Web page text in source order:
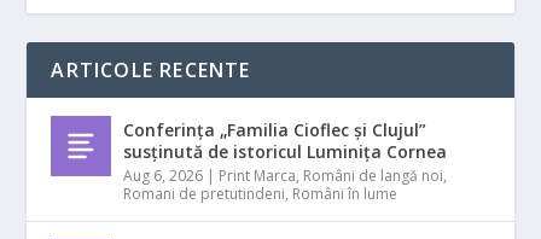
ARTICOLE RECENTE
Conferința „Familia Cioflec și Clujul”
susținută de istoricul Luminița Cornea
Aug 6, 2026 | Print Marca, Români de langă noi,
Romani de pretutindeni, Români în lume